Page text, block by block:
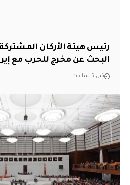
رئيس هيئة الأركان
البحث عن مخرج للحرب مع
قبل 5 ساعات